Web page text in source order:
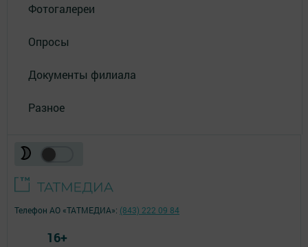
Фотогалереи
Опросы
Документы филиала
Разное
Телефон АО «ТАТМЕДИА»: (843) 222 09 84
16+